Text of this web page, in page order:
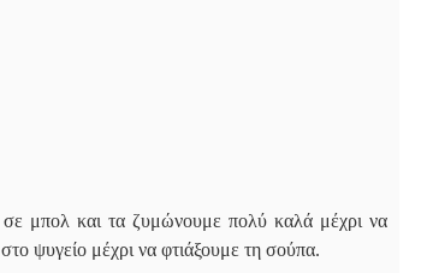
μπολ και τα ζυμώνουμε πολύ καλά μέχρι να
ψυγείο μέχρι να φτιάξουμε τη σούπα.